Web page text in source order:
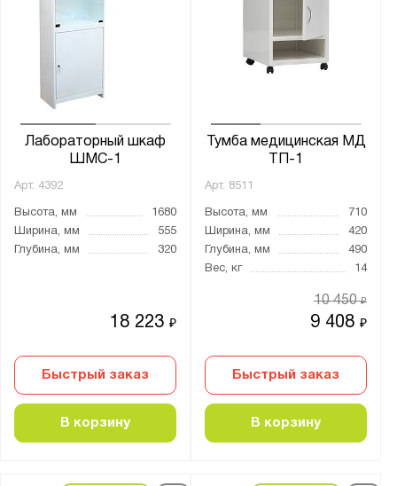
Лабораторный шкаф
ШМС-1
Арт. 4392
Высота, мм
1680
Ширина, мм
555
Глубина, мм
320
18 223₽
Быстрый заказ
В корзину
Тумба медицинская МД
ТП-1
Арт. 8511
Высота, мм
710
Ширина, мм
420
Глубина, мм
490
Вес, кг
14
9 408₽
10 450₽
Быстрый заказ
В корзину
Толщина:
Материал:
Металл
Агатовый серый (RAL 7038)
Транспортный белый (RAL 9016)
Страна производства: